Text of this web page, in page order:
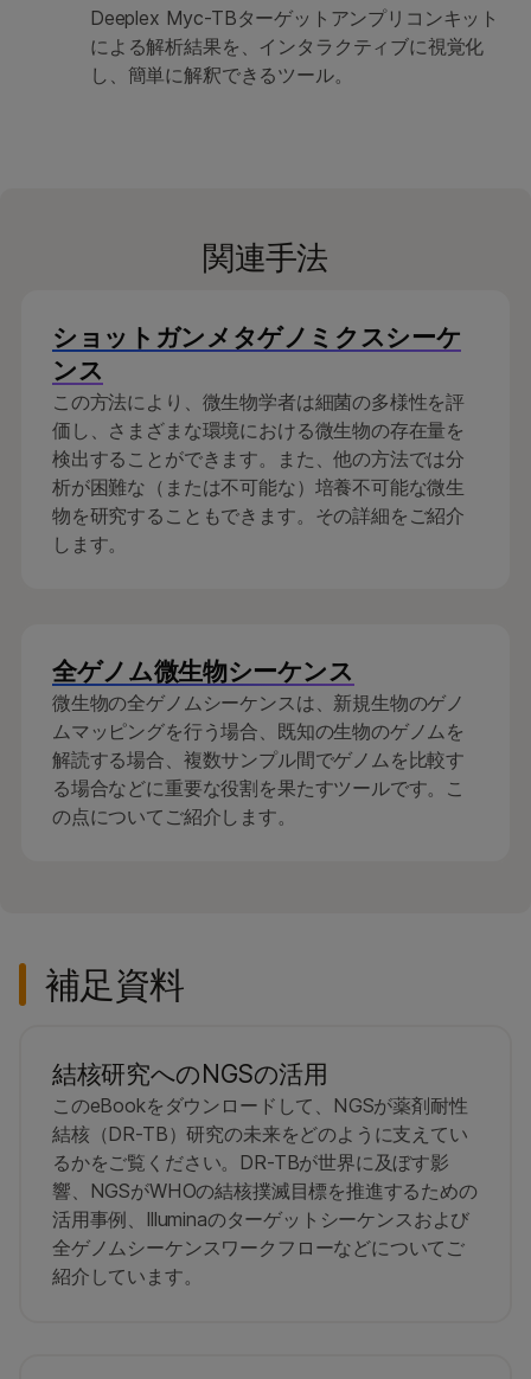
Deeplex Myc-TBターゲットアンプリコンキット
による解析結果を、インタラクティブに視覚化
し、簡単に解釈できるツール。
関連手法
ショットガンメタゲノミクスシーケ
ンス
この方法により、微生物学者は細菌の多様性を評
価し、さまざまな環境における微生物の存在量を
検出することができます。また、他の方法では分
析が困難な（または不可能な）培養不可能な微生
物を研究することもできます。その詳細をご紹介
します。
全ゲノム微生物シーケンス
微生物の全ゲノムシーケンスは、新規生物のゲノ
ムマッピングを行う場合、既知の生物のゲノムを
解読する場合、複数サンプル間でゲノムを比較す
る場合などに重要な役割を果たすツールです。こ
の点についてご紹介します。
補足資料
結核研究へのNGSの活用
このeBookをダウンロードして、NGSが薬剤耐性
結核（DR-TB）研究の未来をどのように支えてい
るかをご覧ください。DR-TBが世界に及ぼす影
響、NGSがWHOの結核撲滅目標を推進するための
活用事例、Illuminaのターゲットシーケンスおよび
全ゲノムシーケンスワークフローなどについてご
紹介しています。